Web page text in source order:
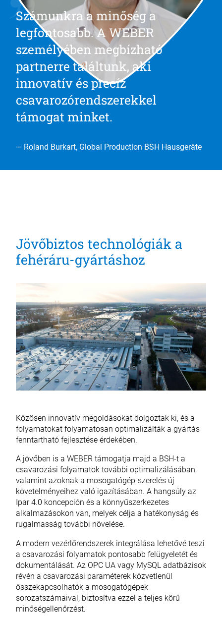
Számunkra a minőség a
legfontosabb. A WEBER
személyében megbízható
partnerre találtunk, aki
innovatív és precíz
csavarozórendszerekkel
támogat minket.
— Roland Burkart, Global Production BSH Hausgeräte
Jövőbiztos technológiák a
fehéráru-gyártáshoz
Közösen innovatív megoldásokat dolgoztak ki, és a
folyamatokat folyamatosan optimalizálták a gyártás
fenntartható fejlesztése érdekében.
A jövőben is a WEBER támogatja majd a BSH-t a
csavarozási folyamatok további optimalizálásában,
valamint azoknak a mosogatógép-szerelés új
követelményeihez való igazításában. A hangsúly az
Ipar 4.0 koncepción és a könnyűszerkezetes
alkalmazásokon van, melyek célja a hatékonyság és
rugalmasság további növelése.
A modern vezérlőrendszerek integrálása lehetővé teszi
a csavarozási folyamatok pontosabb felügyeletét és
dokumentálását. Az OPC UA vagy MySQL adatbázisok
révén a csavarozási paraméterek közvetlenül
összekapcsolhatók a mosogatógépek
sorozatszámaival, biztosítva ezzel a teljes körű
minőségellenőrzést.